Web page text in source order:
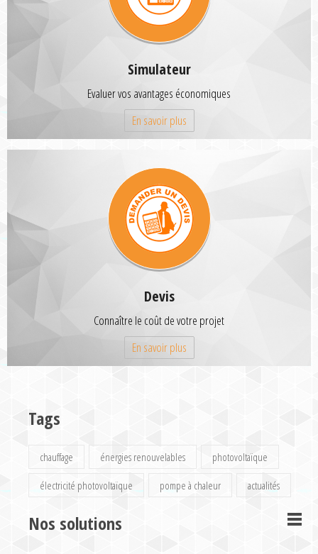
Simulateur
Evaluer vos avantages économiques
En savoir plus
Devis
Connaître le coût de votre projet
En savoir plus
Tags
chauffage énergies renouvelables
photovoltaïque
électricité photovoltaïque
pompe à chaleur actualités
Nos solutions